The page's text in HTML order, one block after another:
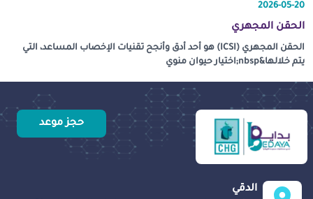
2026-05-20
الحقن المجهري
الحقن المجهري (ICSI) هو أحد أدق وأنجح تقنيات الإخصاب المساعد، التي
يتم خلالها&nbsp;اختيار حيوان منوي
حجز موعد
الدقي